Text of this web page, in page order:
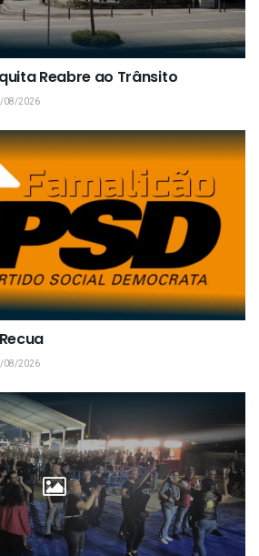
Reabre ao Trânsito
08/2026
08/2026